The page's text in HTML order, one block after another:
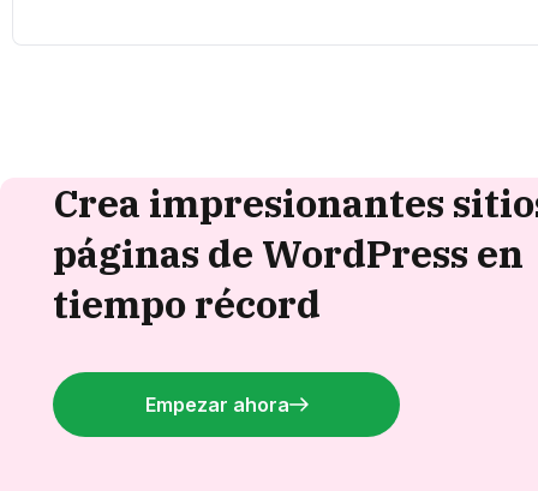
Crea impresionantes
páginas de WordPress en
tiempo récord
Empezar ahora